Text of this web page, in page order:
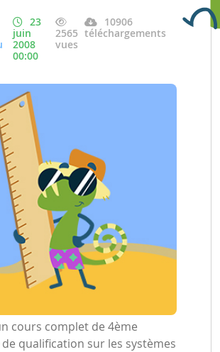
23
juin
2008
00:00
2565
vues
10906
téléchargements
cours complet de 4ème
qualification sur les systèmes